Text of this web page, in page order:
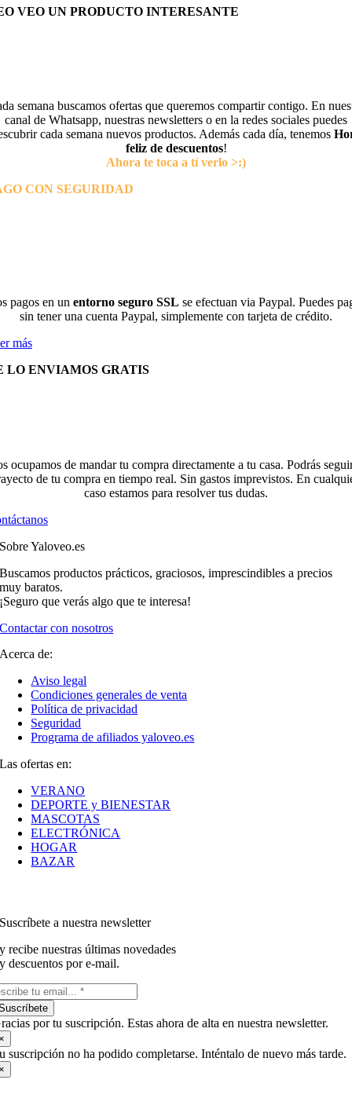
VEO UN PRODUCTO INTERESANTE
semana buscamos ofertas que queremos compartir contigo. En
canal de Whatsapp, nuestras newsletters o en la redes sociales puedes
cada semana nuevos productos. Además cada día, tenemos
feliz de descuentos!
Ahora te toca a tí verlo >:)
CON SEGURIDAD
pagos en un entorno seguro SSL se efectuan via Paypal. Puedes
sin tener una cuenta Paypal, simplemente con tarjeta de crédito.
más
LO ENVIAMOS GRATIS
ocupamos de mandar tu compra directamente a tu casa. Podrás
de tu compra en tiempo real. Sin gastos imprevistos. En
caso estamos para resolver tus dudas.
Sobre Yaloveo.es
Buscamos productos prácticos, graciosos, imprescindibles a precios
muy baratos.
¡Seguro que verás algo que te interesa!
Contactar con nosotros
Acerca de:
Aviso legal
Condiciones generales de venta
Política de privacidad
Seguridad
Programa de afiliados yaloveo.es
Las ofertas en:
VERANO
DEPORTE y BIENESTAR
MASCOTAS
ELECTRÓNICA
HOGAR
BAZAR
Suscríbete a nuestra newsletter
y recibe nuestras últimas novedades
y descuentos por e-mail.
por tu suscripción. Estas ahora de alta en nuestra newsletter.
suscripción no ha podido completarse. Inténtalo de nuevo más tarde.